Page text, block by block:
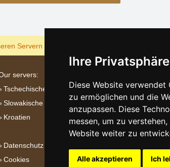
Ihre
Diese Website verwendet
zu ermöglichen und die
anzupassen. Diese
messen, um zu
Website weiter zu
Alle akzeptieren Ich
Servern am billigsten?
servers:
Tschechische Gebirge
Slowakische Gebirge
Kroatien
Datenschutz
Cookies